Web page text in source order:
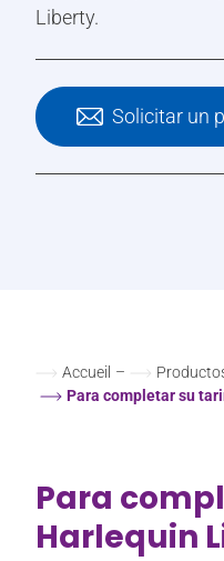
Liberty.
Solicitar un
Accueil –
Para completar su
Para
Harlequin